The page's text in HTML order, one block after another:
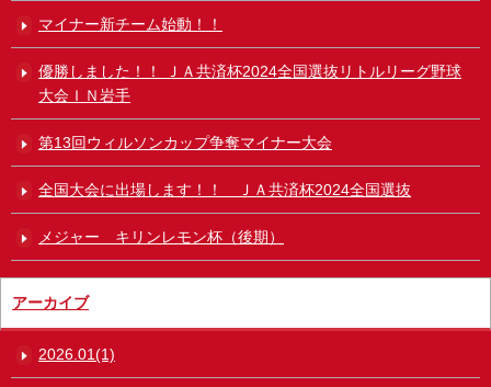
マイナー新チーム始動！！
優勝しました！！ ＪＡ共済杯2024全国選抜リトルリーグ野球
大会ＩＮ岩手
第13回ウィルソンカップ争奪マイナー大会
全国大会に出場します！！ ＪＡ共済杯2024全国選抜
メジャー キリンレモン杯（後期）
アーカイブ
2026.01(1)